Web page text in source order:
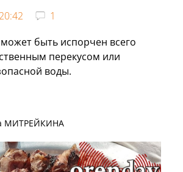
20:42
1
быть испорчен всего
перекусом или
воды.
МИТРЕЙКИНА